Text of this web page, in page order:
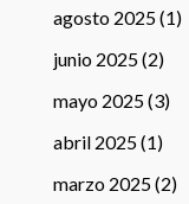
agosto 2025(1)
junio 2025(2)
mayo 2025(3)
abril 2025(1)
marzo 2025(2)